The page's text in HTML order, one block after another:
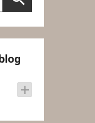
add